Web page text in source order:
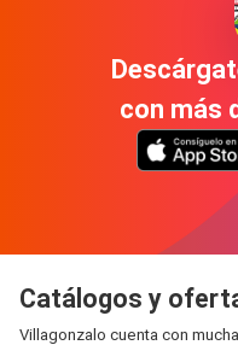
con más
Catálogos y
Villagonzalo cuenta con